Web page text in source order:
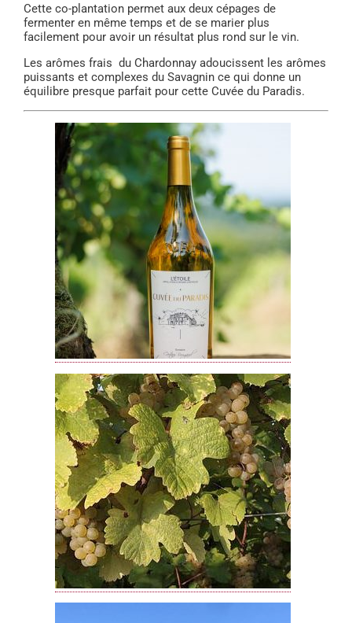
Cette co-plantation permet aux deux cépages de
fermenter en même temps et de se marier plus
facilement pour avoir un résultat plus rond sur le vin.
Les arômes frais du Chardonnay adoucissent les arômes
puissants et complexes du Savagnin ce qui donne un
équilibre presque parfait pour cette Cuvée du Paradis.